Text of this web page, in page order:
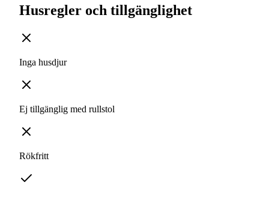
Husregler och tillgänglighet
Inga husdjur
Ej tillgänglig med rullstol
Rökfritt